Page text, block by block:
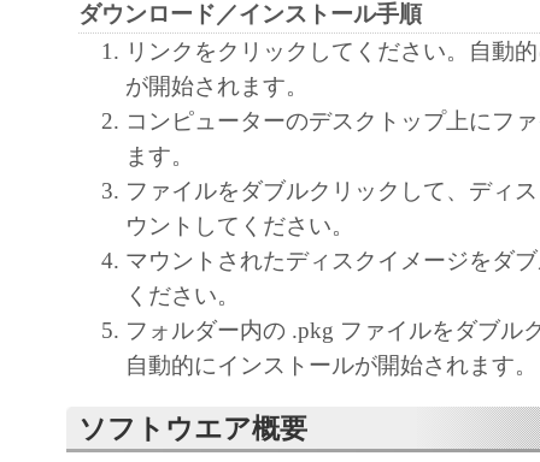
独占的権利を許諾します。
ユーザーは、本ソフトウェアの全部ま
改変、リバース・エンジニアリング、
は逆アセンブル等することはできませ
キヤノン、キヤノンマーケティングジ
よびキヤノンのライセンサーは、本ソ
ザーの特定の目的のために適当である
用であること、または本ソフトウェア
と、その他本ソフトウェアに関してい
しません。
キヤノン、キヤノンマーケティングジ
よびキヤノンのライセンサーは、本ソ
に付随または関連して生ずる直接的ま
ダウンロード／インストール手順
リンクをクリックしてください。自動
が開始されます。
コンピューターのデスクトップ上にフ
ます。
ファイルをダブルクリックして、ディ
ウントしてください。
マウントされたディスクイメージをダ
ください。
フォルダー内の .pkg ファイルをダブル
自動的にインストールが開始されます。
ソフトウエア概要